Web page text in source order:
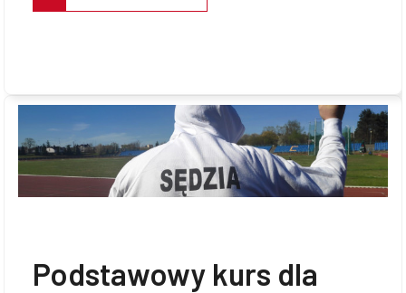
Podstawowy kurs dla